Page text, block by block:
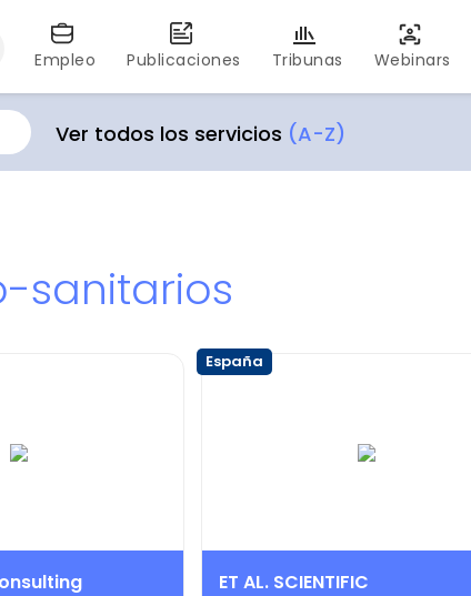
Empleo Publicaciones Tribunas Webinars
Ver todos los servicios (A-Z)
sanitarios
España
ET AL. SCIENTIFIC